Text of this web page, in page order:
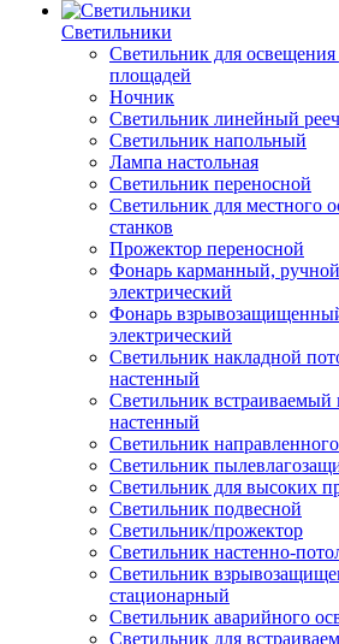
Светильники
Светильник для
площадей
Ночник
Светильник линейный
Светильник напольный
Лампа настольная
Светильник переносной
Светильник для местного
станков
Прожектор переносной
Фонарь карманный, ручной
электрический
Фонарь
электрический
Светильник накладной
настенный
Светильник
настенный
Светильник направленного
Светильник
Светильник для высоких
Светильник подвесной
Светильник/прожектор
Светильник настенно-
Светильник
стационарный
Светильник аварийного
Светильник для